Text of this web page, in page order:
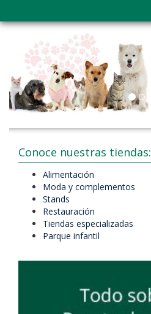
Conoce nuestras tiendas:
Alimentación
Moda y complementos
Stands
Restauración
Tiendas especializadas
Parque infantil